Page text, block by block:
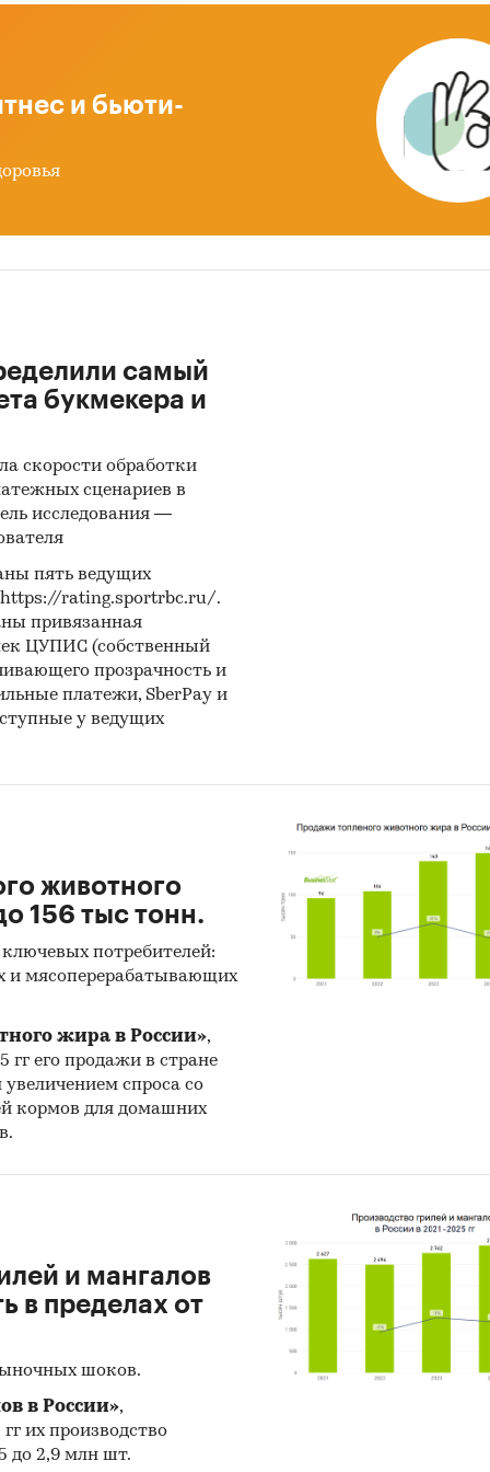
/
и бьюти-
самый
букмекера и
скорости обработки
сценариев в
исследования —
пять ведущих
https://rating.sportrbc.ru/.
привязанная
ЦУПИС (собственный
прозрачность и
платежи, SberPay и
у ведущих
животного
156 тыс тонн.
потребителей:
и мясоперерабатывающих
жира в России»,
гг его продажи в стране
спроса со
кормов для домашних
и мангалов
в пределах от
шоков.
в России»,
их производство
до 2,9 млн шт.